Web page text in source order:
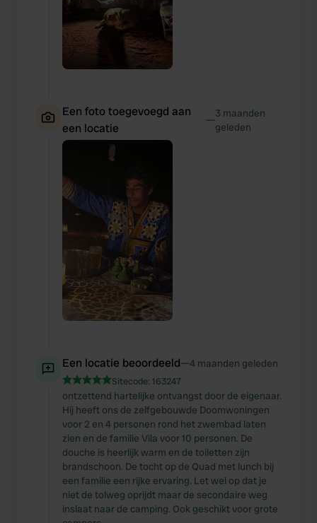
Een foto toegevoegd aan
een locatie
—3 maanden
geleden
Een locatie beoordeeld—4 maanden geleden
Sitecode: 163247
ontzettend hartelijke ontvangst door de eigenaar.
Hij heeft ons de zelfgebouwde Doomwoningen
voor 2 en 4 personen rond het zwembad laten
zien en de familie Vila voor 10 personen. De
douche is heerlijk warm en de toiletten zijn
brandschoon. De tocht op de Quad met lunch bij
een familie een rijke ervaring. Let wel op dat je
niet de tolweg oprijdt maar de secondaire weg
inslaat naar de camping. Ook geschikt voor grote